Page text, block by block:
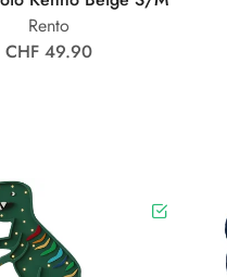
Rento
CHF 49.90